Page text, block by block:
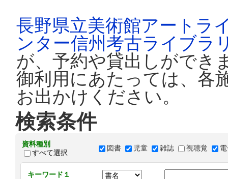
長野県立美術館アートラ
ンター信州考古ライブラ
が、予約や貸出しができ
御利用にあたっては、各
お出かけください。
検索条件
資料種別
すべて選択
図書 児童 雑誌 視聴覚
キーワード１